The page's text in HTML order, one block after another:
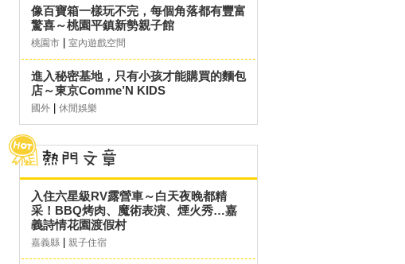
像百寶箱一樣玩不完，每個角落都有豐富
驚喜～桃園平鎮新勢親子館
桃園市 室內遊戲空間
進入秘密基地，只有小孩才能購買的麵包
店～東京Comme’N KIDS
國外 休閒娛樂
入住六星級RV露營車～白天夜晚都精
采！BBQ烤肉、魔術表演、煙火秀…嘉
義詩情花園渡假村
嘉義縣 親子住宿